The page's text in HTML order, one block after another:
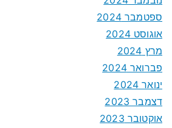
ספטמבר 2024
אוגוסט 2024
מרץ 2024
פברואר 2024
ינואר 2024
דצמבר 2023
אוקטובר 2023